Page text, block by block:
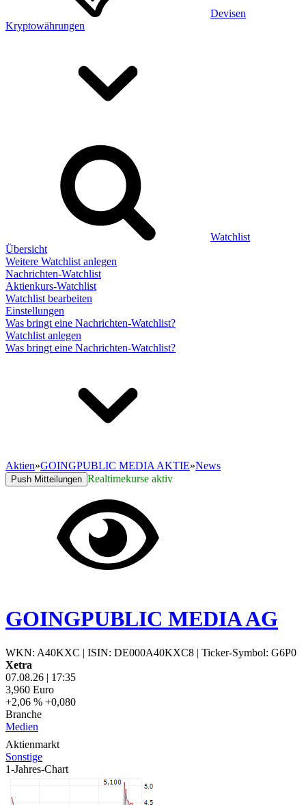
Devisen
Kryptowährungen
Watchlist
Übersicht
Weitere Watchlist anlegen
Nachrichten-Watchlist
Aktienkurs-Watchlist
Watchlist bearbeiten
Einstellungen
Was bringt eine Nachrichten-Watchlist?
Watchlist anlegen
Was bringt eine Nachrichten-Watchlist?
Aktien»GOINGPUBLIC MEDIA AKTIE»News
Push Mitteilungen Realtimekurse aktiv
GOINGPUBLIC MEDIA AG
WKN: A40KXC | ISIN: DE000A40KXC8 | Ticker-Symbol: G6P0
Xetra
07.08.26 | 17:35
3,960 Euro
+2,06 % +0,080
Branche
Medien
Aktienmarkt
Sonstige
1-Jahres-Chart